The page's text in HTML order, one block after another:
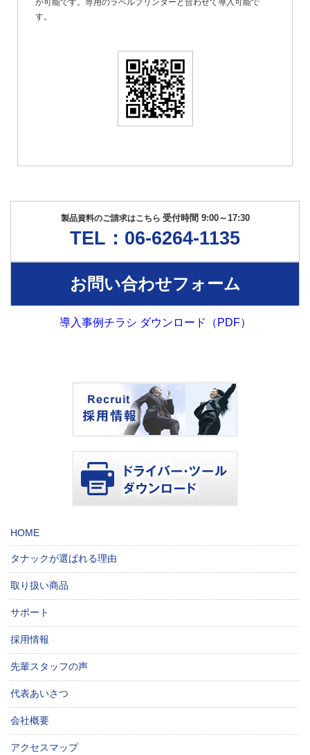
が可能です。専用のラベルプリンターと合わせて導入可能で
す。
製品資料のご請求はこちら 受付時間 9:00～17:30
TEL：06-6264-1135
お問い合わせフォーム
導入事例チラシ ダウンロード（PDF）
HOME
タナックが選ばれる理由
取り扱い商品
サポート
採用情報
先輩スタッフの声
代表あいさつ
会社概要
アクセスマップ